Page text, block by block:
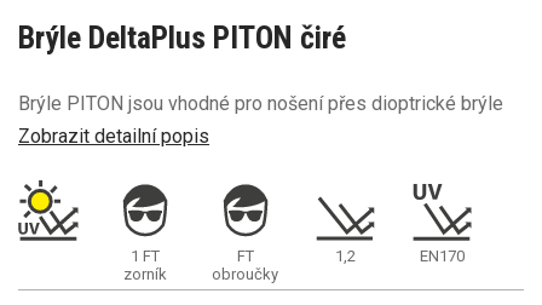
Brýle DeltaPlus PITON čiré
Brýle PITON jsou vhodné pro nošení přes dioptrické brýle
Zobrazit detailní popis
1 FT
zorník
FT
obroučky
1,2 EN170